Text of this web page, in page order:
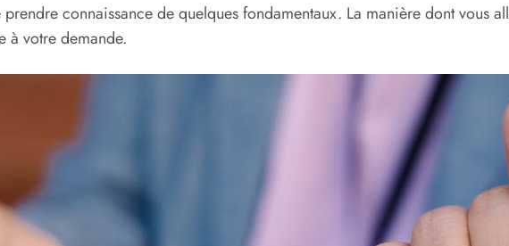
connaissance de quelques fondamentaux. La manière dont vous
à votre demande.